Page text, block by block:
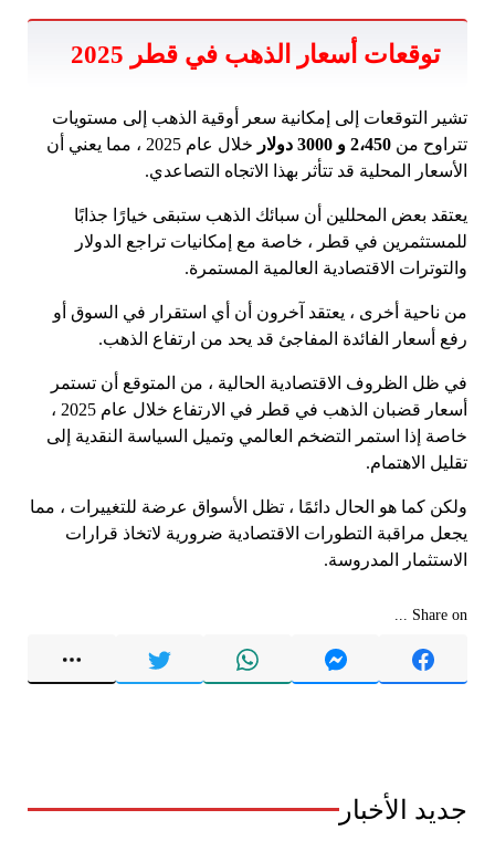
توقعات أسعار الذهب في قطر 2025
تشير التوقعات إلى إمكانية سعر أوقية الذهب إلى مستويات
تتراوح من 2،450 و 3000 دولار
خلال عام 2025 ، مما يعني أن
الأسعار المحلية قد تتأثر بهذا الاتجاه التصاعدي.
يعتقد بعض المحللين أن سبائك الذهب ستبقى خيارًا جذابًا
للمستثمرين في قطر ، خاصة مع إمكانيات تراجع الدولار
والتوترات الاقتصادية العالمية المستمرة.
من ناحية أخرى ، يعتقد آخرون أن أي استقرار في السوق أو
رفع أسعار الفائدة المفاجئ قد يحد من ارتفاع الذهب.
في ظل الظروف الاقتصادية الحالية ، من المتوقع أن تستمر
أسعار قضبان الذهب في قطر في الارتفاع خلال عام 2025 ،
خاصة إذا استمر التضخم العالمي وتميل السياسة النقدية إلى
تقليل الاهتمام.
ولكن كما هو الحال دائمًا ، تظل الأسواق عرضة للتغييرات ، مما
يجعل مراقبة التطورات الاقتصادية ضرورية لاتخاذ قرارات
الاستثمار المدروسة.
Share on ...
جديد الأخبار